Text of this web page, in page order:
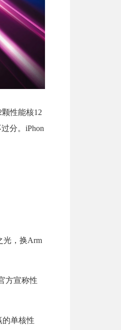
性能核12
分。iPhon
光，换Arm
方宣称性
的单核性